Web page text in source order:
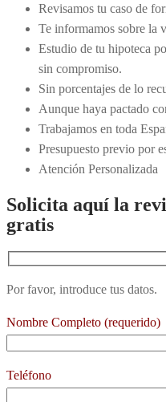
Revisamos tu caso de
Te informamos sobre la
Estudio de tu hipoteca
sin compromiso.
Sin porcentajes de lo
Aunque haya pactado
Trabajamos en toda
Presupuesto previo por
Atención Personalizada
Solicita aquí la
gratis
Por favor, introduce tus datos.
Nombre Completo (requerido)
Teléfono